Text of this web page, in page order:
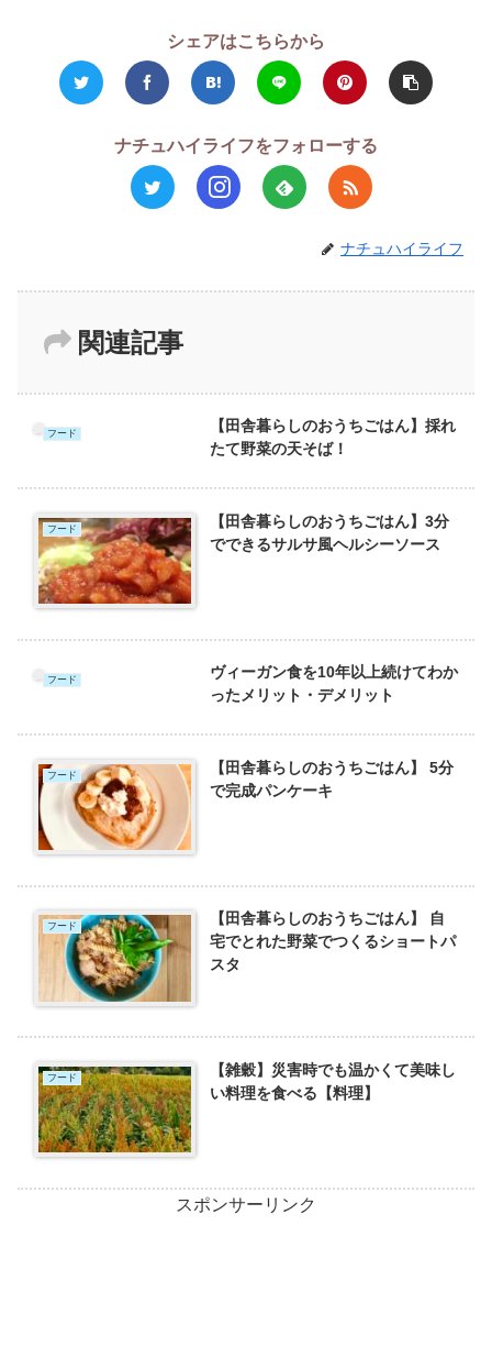
シェアはこちらから
ナチュハイライフをフォローする
ナチュハイライフ
関連記事
フード
【田舎暮らしのおうちごはん】採れ
たて野菜の天そば！
フード
【田舎暮らしのおうちごはん】3分
でできるサルサ風ヘルシーソース
フード
ヴィーガン食を10年以上続けてわか
ったメリット・デメリット
フード
【田舎暮らしのおうちごはん】 5分
で完成パンケーキ
フード
【田舎暮らしのおうちごはん】 自
宅でとれた野菜でつくるショートパ
スタ
フード
【雑穀】災害時でも温かくて美味し
い料理を食べる【料理】
スポンサーリンク